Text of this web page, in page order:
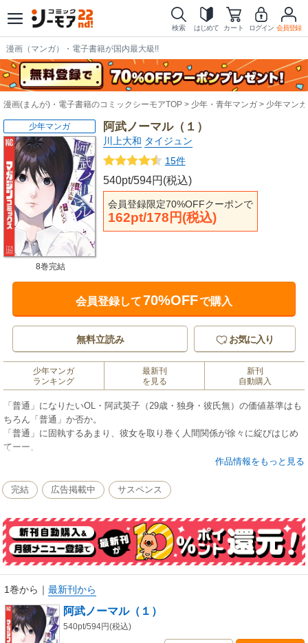
検索 はじめて カート ログイン 会員登録
漫画（マンガ）・電子書籍が国内最大級!!
漫画(まんが)・電子書籍のコミックシーモアTOP 少年・青年マンガ 少年マンガ
阿武ノーマル（１）
川上大和 タイジュン
15件
540pt/594円(税込)
会員登録限定70%OFFクーポンで
162pt/178円(税込)
少年マンガ
8巻完結
会員登録して70%OFFで購入
無料立読み お気に入り
少年マンガ
ランキング
最新刊
を見る
新刊
自動購入
「普通」になりたいOL・阿武英子（29歳・独身・彼氏無）の価値基準はも
ちろん「普通」か否か。
「普通」に固執するあまり、彼女を取り巻く人間関係が徐々に綻びはじめ
てーー。
「普通」とは何か、「異常」とは何か。人の倫理を問う戦慄＆衝撃の新感
作品情報をもっと見る
完結 広告掲載中 サスペンス
1巻から ｜ 最新刊から
阿武ノーマル（１）
540pt/594円(税込)